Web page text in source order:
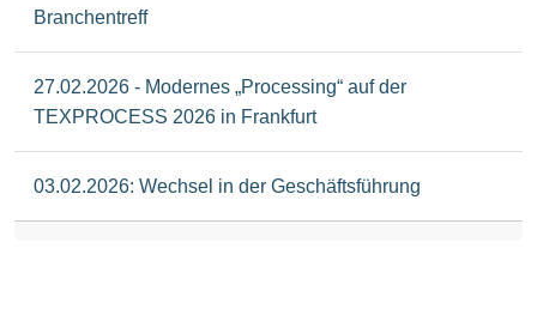
Branchentreff
27.02.2026 - Modernes „Processing“ auf der
TEXPROCESS 2026 in Frankfurt
03.02.2026: Wechsel in der Geschäftsführung